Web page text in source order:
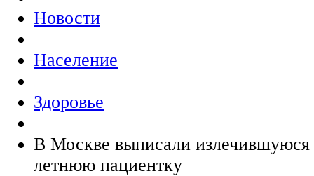
Новости
Население
Здоровье
В Москве выписали излечившуюся
летнюю пациентку